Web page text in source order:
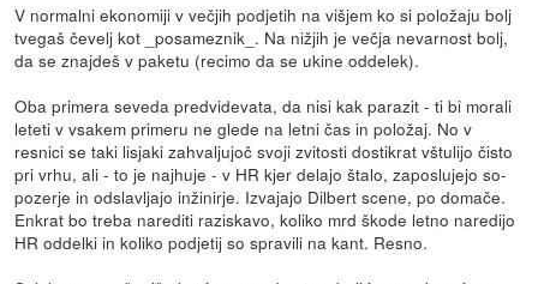
V normalni ekonomiji v večjih podjetih na višjem ko si položaju bolj
tvegaš čevelj kot _posameznik_. Na nižjih je večja nevarnost bolj,
da se znajdeš v paketu (recimo da se ukine oddelek).
Oba primera seveda predvidevata, da nisi kak parazit - ti bi morali
leteti v vsakem primeru ne glede na letni čas in položaj. No v
resnici se taki lisjaki zahvaljujoč svoji zvitosti dostikrat vštulijo čisto
pri vrhu, ali - to je najhuje - v HR kjer delajo štalo, zaposlujejo so-
pozerje in odslavljajo inžinirje. Izvajajo Dilbert scene, po domače.
Enkrat bo treba narediti raziskavo, koliko mrd škode letno naredijo
HR oddelki in koliko podjetij so spravili na kant. Resno.